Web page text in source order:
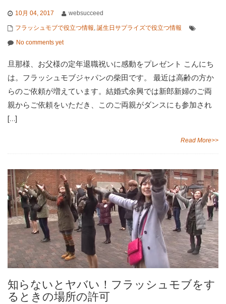
10月 04, 2017 websucceed
フラッシュモブで役立つ情報, 誕生日サプライズで役立つ情報
No comments yet
旦那様、お父様の定年退職祝いに感動をプレゼント こんにち
は。フラッシュモブジャパンの柴田です。 最近は高齢の方か
らのご依頼が増えています。結婚式余興では新郎新婦のご両
親からご依頼をいただき、このご両親がダンスにも参加され
[…]
Read More>>
知らないとヤバい！フラッシュモブをす
るときの場所の許可